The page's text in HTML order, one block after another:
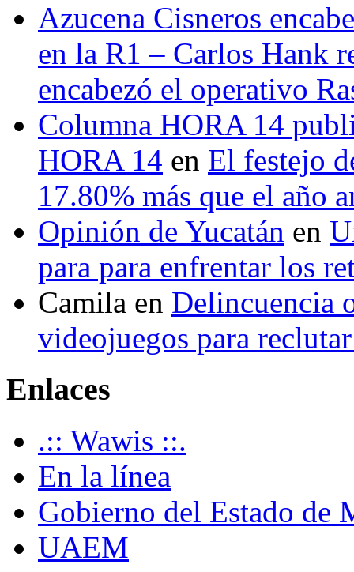
Azucena Cisneros
en la R1 – Carlos Hank
encabezó el operativo
Columna HORA 14
HORA 14 en El festejo
17.80% más que el año
Opinión de Yucatán en
para para enfrentar los
Camila en Delincuencia
videojuegos para
Enlaces
.:: Wawis ::.
En la línea
Gobierno del Estado de
UAEM